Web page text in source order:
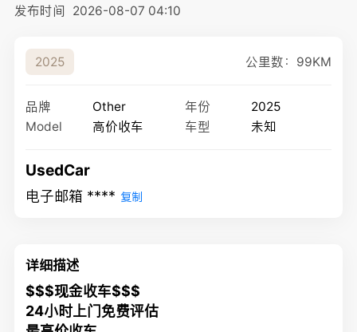
发布时间 2026-08-07 04:10
2025 公里数：99KM
品牌 Other 年份
2025
Model
高价收车 车型 未知
UsedCar
电子邮箱 **** 复制
详细描述
$$$现金收车$$$
24小时上门免费评估